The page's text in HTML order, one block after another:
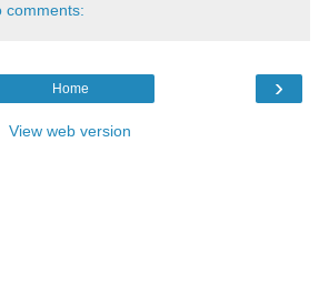
comments:
›
Home
View web version